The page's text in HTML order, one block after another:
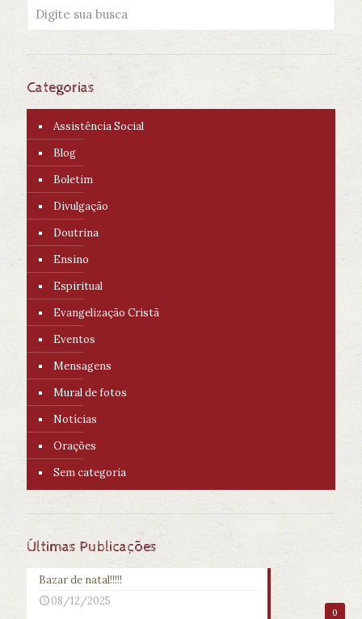
Categorias
Assistência Social
Blog
Boletim
Divulgação
Doutrina
Ensino
Espiritual
Evangelização Cristã
Eventos
Mensagens
Mural de fotos
Notícias
Orações
Sem categoria
Últimas Publicações
0
Bazar de natal!!!!!
08/12/2025